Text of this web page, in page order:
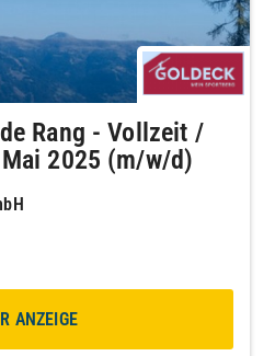
Rang - Vollzeit /
2025 (m/w/d)
ANZEIGE